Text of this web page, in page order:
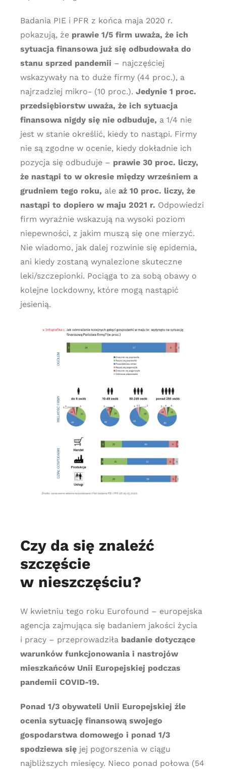
Badania PIE i PFR z końca maja 2020 r.
pokazują, że prawie 1/5 firm uważa, że ich
sytuacja finansowa już się odbudowała do
stanu sprzed pandemii – najczęściej
wskazywały na to duże firmy (44 proc.), a
najrzadziej mikro- (10 proc.). Jedynie 1 proc.
przedsiębiorstw uważa, że ich sytuacja
finansowa nigdy się nie odbuduje, a 1/4 nie
jest w stanie określić, kiedy to nastąpi. Firmy
nie są zgodne w ocenie, kiedy dokładnie ich
pozycja się odbuduje – prawie 30 proc. liczy,
że nastąpi to w okresie między wrześniem a
grudniem tego roku, ale aż 10 proc. liczy, że
nastąpi to dopiero w maju 2021 r. Odpowiedzi
firm wyraźnie wskazują na wysoki poziom
niepewności, z jakim muszą się one mierzyć.
Nie wiadomo, jak dalej rozwinie się epidemia,
ani kiedy zostaną wynalezione skuteczne
leki/szczepionki. Pociąga to za sobą obawy o
kolejne lockdowny, które mogą nastąpić
jesienią.
Czy da się znaleźć
szczęście
w nieszczęściu?
W kwietniu tego roku Eurofound – europejska
agencja zajmująca się badaniem jakości życia
i pracy – przeprowadziła badanie dotyczące
warunków funkcjonowania i nastrojów
mieszkańców Unii Europejskiej podczas
pandemii COVID-19.
Ponad 1/3 obywateli Unii Europejskiej źle
ocenia sytuację finansową swojego
gospodarstwa domowego i ponad 1/3
spodziewa sięjej pogorszenia w ciągu
najbliższych miesięcy. Nieco ponad połowa (54